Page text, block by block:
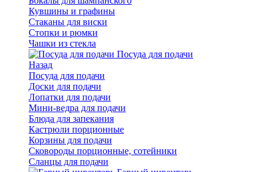
Кувшины и графины
Стаканы для виски
Стопки и рюмки
Чашки из стекла
Посуда для подачи
Назад
Посуда для подачи
Доски для подачи
Лопатки для подачи
Мини-ведра для подачи
Блюда для запекания
Кастрюли порционные
Корзины для подачи
Сковороды порционные, сотейники
Сланцы для подачи